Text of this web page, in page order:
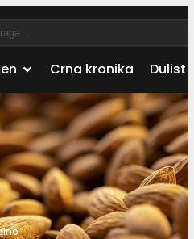
Crna kronika Dulist